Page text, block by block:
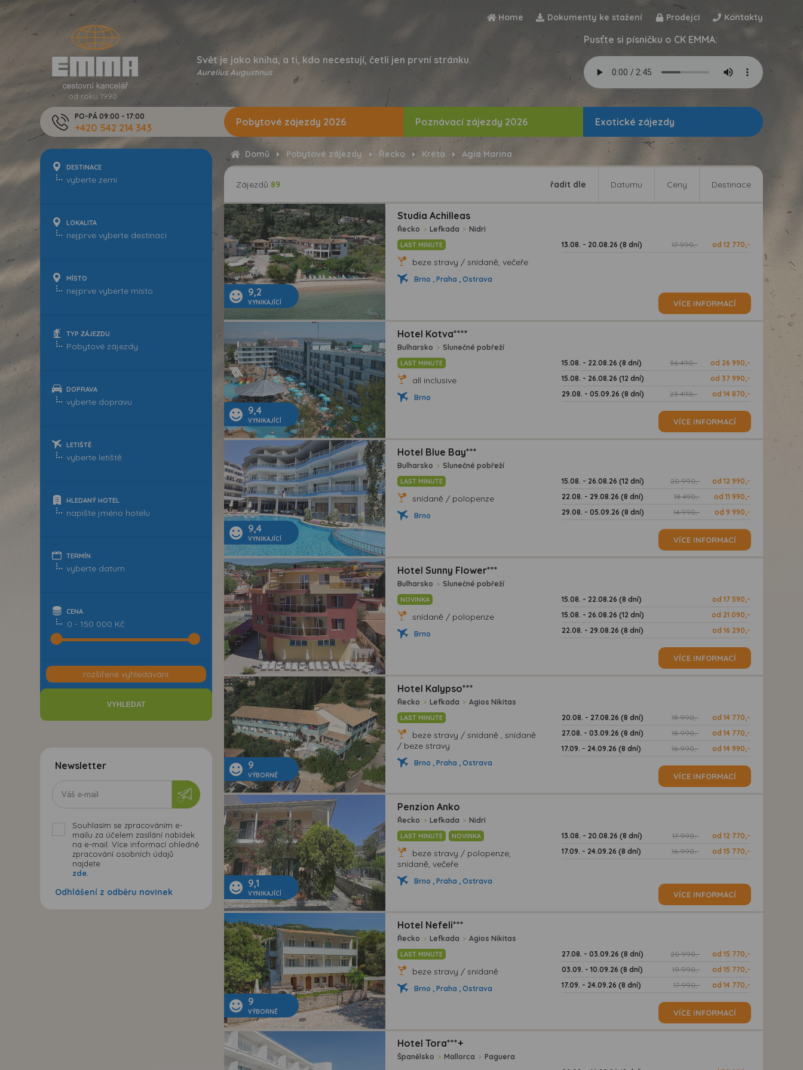
Home Dokumenty ke stažení Prodejci Kontakty
od roku 1990
Svět je jako kniha, a ti, kdo necestují, četli jen první stránku.
Aurelius Augustinus
Pusťte si písničku o CK EMMA:
PO-PÁ 09:00 - 17:00
+420 542 214 343
DESTINACE
LOKALITA
MÍSTO
TYP ZÁJEZDU
DOPRAVA
LETIŠTĚ
HLEDANÝ HOTEL
TERMÍN
CENA
0 - 150 000 Kč
rozšířené vyhledávání
Newsletter
Souhlasím se zpracováním e-
mailu za účelem zasílání nabídek
na e-mail. Více informací ohledně
zpracování osobních údajů
najdete
zde.
Odhlášení z odběru novinek
Pobytové zájezdy 2026 Poznávací zájezdy 2026 Exotické zájezdy
Domů Pobytové zájezdy Řecko Kréta Agia Marina
Zájezdů 89 řadit dle Datumu Ceny Destinace
9,2
VYNIKAJÍCÍ
Studia Achilleas
Řecko > Lefkada > Nidri
LAST MINUTE
beze stravy / snídaně, večeře
Brno , Praha , Ostrava
13.08. - 20.08.26 (8 dní) 17 990,- od 12 770,-
VÍCE INFORMACÍ
9,4
VYNIKAJÍCÍ
Hotel Kotva****
Bulharsko > Slunečné pobřeží
LAST MINUTE
all inclusive
Brno
15.08. - 22.08.26 (8 dní) 36 490,-
od 26 990,-
15.08. - 26.08.26 (12 dní)
od 37 990,-
29.08. - 05.09.26 (8 dní)
23 490,- od 14 870,-
VÍCE INFORMACÍ
9,4
VYNIKAJÍCÍ
Hotel Blue Bay***
Bulharsko > Slunečné pobřeží
LAST MINUTE
snídaně / polopenze
Brno
15.08. - 26.08.26 (12 dní) 20 990,-
od 12 990,-
22.08. - 29.08.26 (8 dní)
18 490,-
od 11 990,-
29.08. - 05.09.26 (8 dní)
14 990,- od 9 990,-
VÍCE INFORMACÍ
Hotel Sunny Flower***
Bulharsko > Slunečné pobřeží
NOVINKA
snídaně / polopenze
Brno
15.08. - 22.08.26 (8 dní)
od 17 590,-
15.08. - 26.08.26 (12 dní)
od 21 090,-
22.08. - 29.08.26 (8 dní)
od 16 290,-
VÍCE INFORMACÍ
9
VÝBORNÉ
Hotel Kalypso***
Řecko > Lefkada > Agios Nikitas
LAST MINUTE
beze stravy / snídaně , snídaně
/ beze stravy
Brno , Praha , Ostrava
20.08. - 27.08.26 (8 dní) 18 990,-
od 14 770,-
27.08. - 03.09.26 (8 dní)
18 990,-
od 14 770,-
17.09. - 24.09.26 (8 dní)
16 990,- od 14 990,-
VÍCE INFORMACÍ
9,1
VYNIKAJÍCÍ
Penzion Anko
Řecko > Lefkada > Nidri
LAST MINUTE NOVINKA
beze stravy / polopenze,
snídaně, večeře
Brno , Praha , Ostrava
13.08. - 20.08.26 (8 dní) 17 990,-
od 12 770,-
17.09. - 24.09.26 (8 dní)
16 990,- od 15 770,-
VÍCE INFORMACÍ
9
VÝBORNÉ
Hotel Nefeli***
Řecko > Lefkada > Agios Nikitas
LAST MINUTE
beze stravy / snídaně
Brno , Praha , Ostrava
27.08. - 03.09.26 (8 dní) 20 990,-
od 15 770,-
03.09. - 10.09.26 (8 dní)
19 990,-
od 15 770,-
17.09. - 24.09.26 (8 dní)
17 990,- od 14 770,-
VÍCE INFORMACÍ
Hotel Tora***+
Španělsko > Mallorca > Paguera